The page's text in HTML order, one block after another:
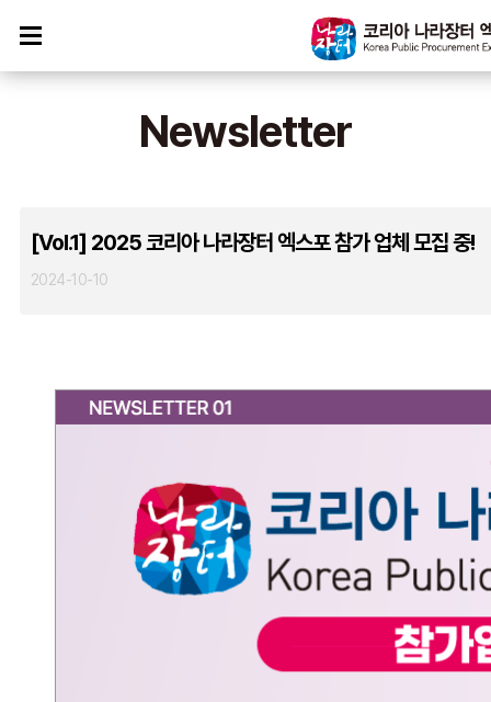
Newsletter
[Vol.1] 2025 코리아 나라장터 엑스포 참가 업체 모집 중!
2024-10-10